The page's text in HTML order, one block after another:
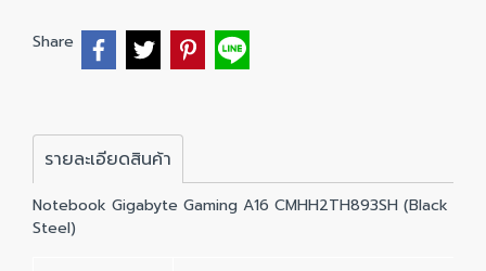
Share
รายละเอียดสินค้า
Notebook Gigabyte Gaming A16 CMHH2TH893SH (Black
Steel)